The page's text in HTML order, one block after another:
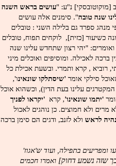
[מוקוטובסקי] נ"ע: "עושים בראש השנה
שנה טובה". סימנים אלה עושים
ספרד גם בלילה השני : טובלים
כשיעור [כזית], לוקחים תפוח, טובלים
"יהי רצון שתחדש עלינו שנה
ברכה לאכילה. ומוסיפים ואוכלים מיני
רוביא , קרא ותמרי. ובשעת אכילת כל
סילקי אומר 'שיסתלקו שונאינו',
המקטרגים עלינו בעת הדין), וכשהוא אוכל
'יתמו שונאינו', קרא 'יקראו לפניך
ולא חמוצים. כן נוהגים לאכול
לראש ולא לזנב, ודגים הם סימן ברכה
ומפריעים בתפילה, ועוד ש'אגוז'
ואמרו חכמים